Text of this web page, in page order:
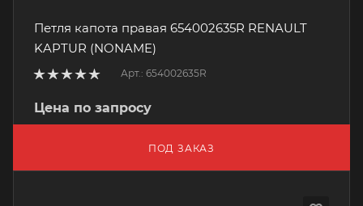
Петля капота правая 654002635R RENAULT
KAPTUR (NONAME)
Арт.: 654002635R
Цена по запросу
ПОД ЗАКАЗ